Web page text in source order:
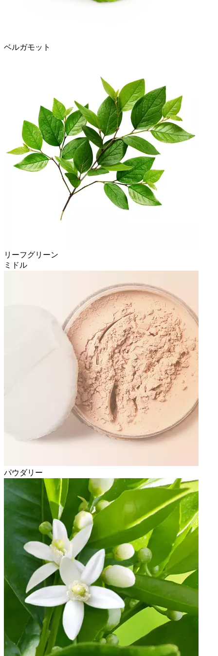
ベルガモット
リーフグリーン
ミドル
パウダリー